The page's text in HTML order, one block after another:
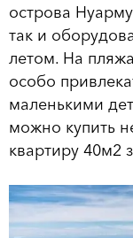
острова
так и
летом. На
особо
маленькими
можно купить
квартиру 40м2